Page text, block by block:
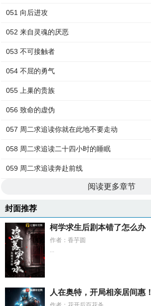
051 向后进攻
052 来自灵魂的厌恶
053 不可接触者
054 不屈的勇气
055 上巢的贵族
056 致命的虚伪
057 周二求追读你就在此地不要走动
058 周二求追读二十四小时的睡眠
059 周二求追读奔赴前线
阅读更多章节
封面推荐
柯学求生后剧本错了怎么办
作者：香芋圆
...
人在奥特，开局相亲居间惠！